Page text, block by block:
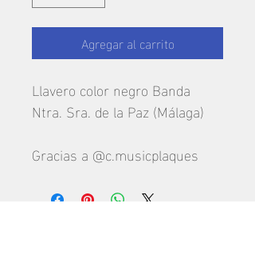
Agregar al carrito
Llavero color negro Banda
Ntra. Sra. de la Paz (Málaga)
Gracias a @c.musicplaques